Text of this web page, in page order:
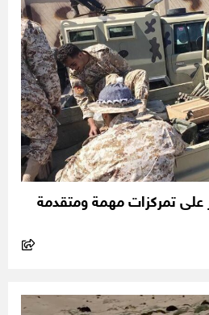
على تمركزات مهمة ومتقدمة